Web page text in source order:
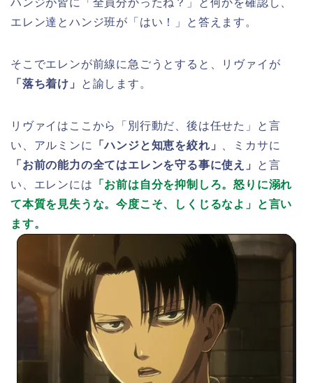
ハンジが皆に「全員分かったね？」と何かを確認し、
エレン達とハンジ班が「はい！」と答えます。
そこでエレンが前線に急ごうとすると、リヴァイが
「落ち着け」
と諭します。
リヴァイはここから「別行動だ、後は任せた」と言
い、アルミンに
「ハンジと知恵を絞れ」
、ミカサに
「お前の能力の全てはエレンを守る事に使え」
と言
い、エレンには 「お前は自分を抑制しろ。怒りに溺れ
て本質を見失うな。今度こそ、しくじるなよ」と言い
ます。